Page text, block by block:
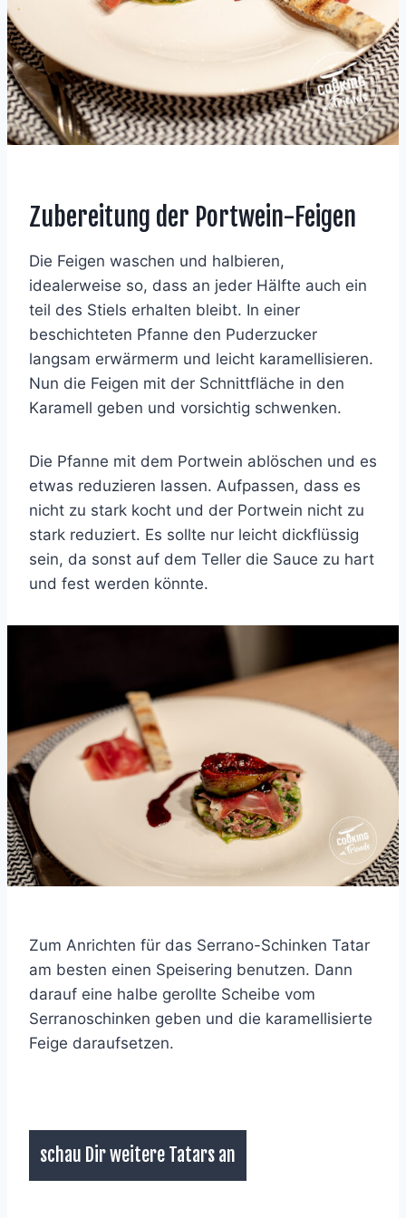
Zubereitung der Portwein-Feigen
Die Feigen waschen und halbieren,
idealerweise so, dass an jeder Hälfte auch ein
teil des Stiels erhalten bleibt. In einer
beschichteten Pfanne den Puderzucker
langsam erwärmerm und leicht karamellisieren.
Nun die Feigen mit der Schnittfläche in den
Karamell geben und vorsichtig schwenken.
Die Pfanne mit dem Portwein ablöschen und es
etwas reduzieren lassen. Aufpassen, dass es
nicht zu stark kocht und der Portwein nicht zu
stark reduziert. Es sollte nur leicht dickflüssig
sein, da sonst auf dem Teller die Sauce zu hart
und fest werden könnte.
Zum Anrichten für das Serrano-Schinken Tatar
am besten einen Speisering benutzen. Dann
darauf eine halbe gerollte Scheibe vom
Serranoschinken geben und die karamellisierte
Feige daraufsetzen.
schau Dir weitere Tatars an